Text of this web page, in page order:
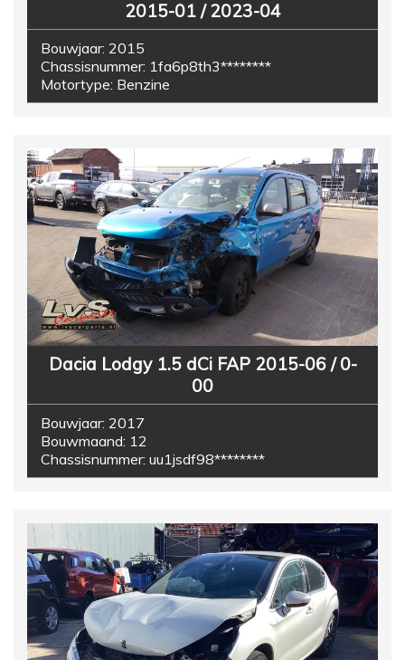
2015-01 / 2023-04
Bouwjaar: 2015
Chassisnummer: 1fa6p8th3********
Motortype: Benzine
Dacia Lodgy 1.5 dCi FAP 2015-06 / 0-
00
Bouwjaar: 2017
Bouwmaand: 12
Chassisnummer: uu1jsdf98********